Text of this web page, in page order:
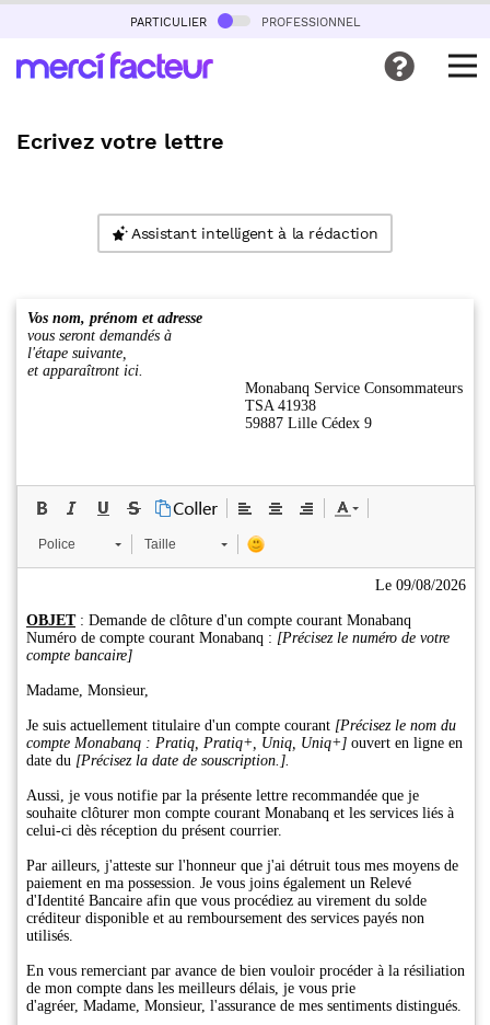
particulier professionnel
Ecrivez votre lettre
Assistant intelligent à la rédaction
Vos nom, prénom et adresse
vous seront demandés à
l'étape suivante,
et apparaîtront ici.
Monabanq Service Consommateurs
TSA 41938
59887 Lille Cédex 9
Police Taille